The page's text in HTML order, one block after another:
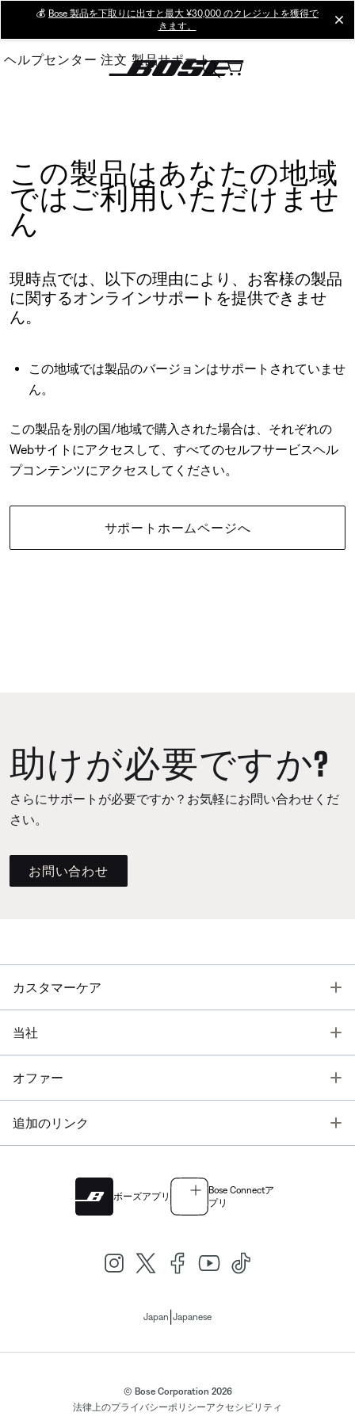
Main
💰 Bose 製品を下取りに出すと最大 ¥30,000 のクレジットを獲得で
きます。
ヘルプセンター 注文 製品サポート
この製品はあなたの地域
ではご利用いただけませ
ん
現時点では、以下の理由により、お客様の製品
に関するオンラインサポートを提供できませ
ん。
この地域では製品のバージョンはサポートされていませ
ん。
この製品を別の国/地域で購入された場合は、それぞれの
Webサイトにアクセスして、すべてのセルフサービスヘル
プコンテンツにアクセスしてください。
サポートホームページへ
助けが必要ですか?
さらにサポートが必要ですか？お気軽にお問い合わせくだ
さい。
お問い合わせ
カスタマーケア
当社
オファー
追加のリンク
ボーズアプリ
Bose Connectア
プリ
Japan Japanese
© Bose Corporation 2026
法律上のプライバシーポリシーアクセシビリティ